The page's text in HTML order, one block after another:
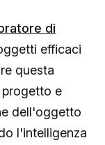
di
efficaci
questa
e
dell'oggetto
l'intelligenza